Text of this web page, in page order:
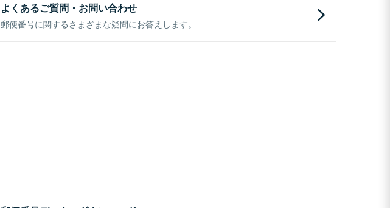
よくあるご質問・お問い合わせ
郵便番号に関するさまざまな疑問にお答えします。